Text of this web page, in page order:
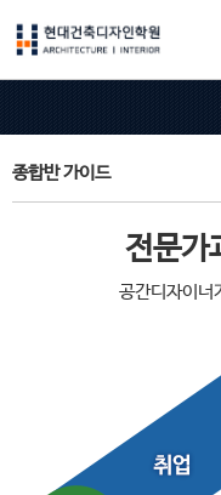
종합반 가이드
전문가
공간디자이너